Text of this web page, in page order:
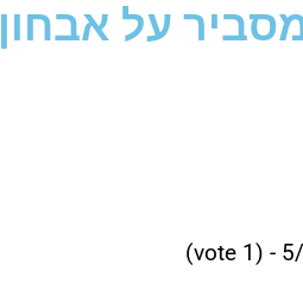
על אבחון
5/5 -